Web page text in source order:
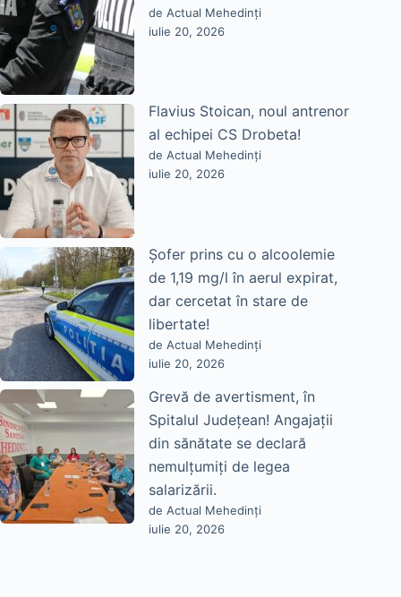
de Actual Mehedinți
iulie 20, 2026
Flavius Stoican, noul antrenor
al echipei CS Drobeta!
de Actual Mehedinți
iulie 20, 2026
Șofer prins cu o alcoolemie
de 1,19 mg/l în aerul expirat,
dar cercetat în stare de
libertate!
de Actual Mehedinți
iulie 20, 2026
Grevă de avertisment, în
Spitalul Județean! Angajații
din sănătate se declară
nemulțumiți de legea
salarizării.
de Actual Mehedinți
iulie 20, 2026